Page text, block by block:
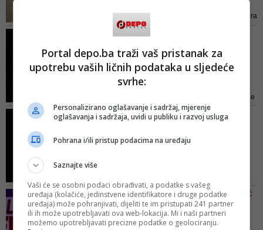
Nakon svih provedenih procedura
Iznenadno vjenčanje
Martine Mlinarević, ali i
Vijest o njenom vjenčanju mnoge
je iznenadila. Ona je ovaj sretni
trenutak sa svima podijelila putem
je primila narednog jutra, nakon
VIDEO/ BUDUĆA
ČEŠKOJ
Nigdje nisam napisala da sam
završila fakultet, rekla je Martina
Mlinarević
VIDEO/ MARTINA MLINAREVIĆ
O IMENOVANJU ZA
AMBASADORICU
Portal depo.ba traži vaš pristanak za
upotrebu vaših ličnih podataka u sljedeće
svrhe:
Personalizirano oglašavanje i sadržaj, mjerenje
oglašavanja i sadržaja, uvidi u publiku i razvoj usluga
Pohrana i/ili pristup podacima na uređaju
Saznajte više
Vaši će se osobni podaci obrađivati, a podatke s vašeg
uređaja (kolačiće, jedinstvene identifikatore i druge podatke
uređaja) može pohranjivati, dijeliti te im pristupati 241 partner
ili ih može upotrebljavati ova web-lokacija. Mi i naši partneri
možemo upotrebljavati precizne podatke o geolociranju.